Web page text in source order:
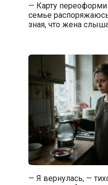
— Карту
семье
зная, что жена
— Я вернулась, —